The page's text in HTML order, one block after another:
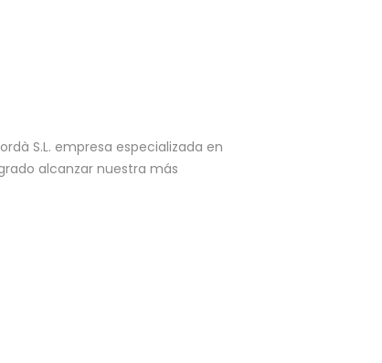
S.L. empresa especializada en
alcanzar nuestra más